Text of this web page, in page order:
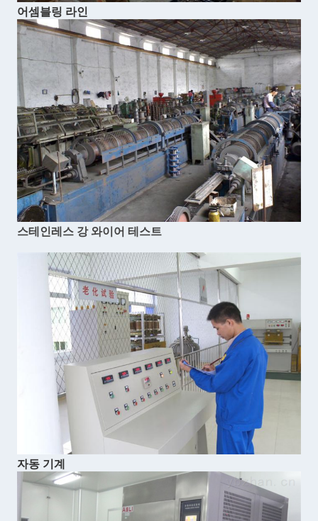
어셈블링 라인
스테인레스 강 와이어 테스트
자동 기계